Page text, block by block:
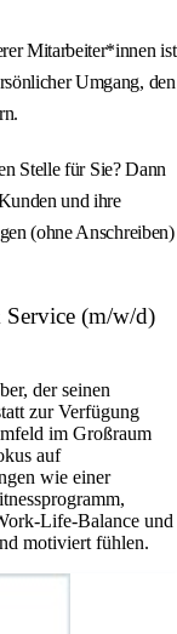
Mitarbeiter*innen ist
Umgang, den
Stelle für Sie? Dann
und ihre
(ohne Anschreiben)
(m/w/d)
der seinen
zur Verfügung
im Großraum
auf
wie einer
Life-Balance und
motiviert fühlen.